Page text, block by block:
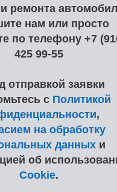
ремонта
нам или просто
по телефону +7
425 99-55
отправкой заявки
с Политикой
,
на обработку
данныхи
об
Cookie.